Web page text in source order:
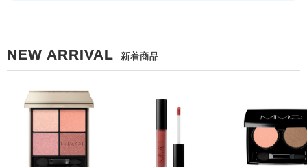
NEW ARRIVAL 新着商品